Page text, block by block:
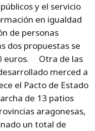
y el servicio
en igualdad
de personas
dos propuestas se
euros. Otra de las
merced a
el Pacto de Estado
de 13 patios
aragonesas,
un total de